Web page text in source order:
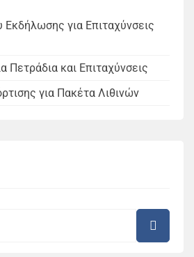
για Επιταχύνσεις
Πετράδια και Επιταχύνσεις
για Πακέτα Λιθινών